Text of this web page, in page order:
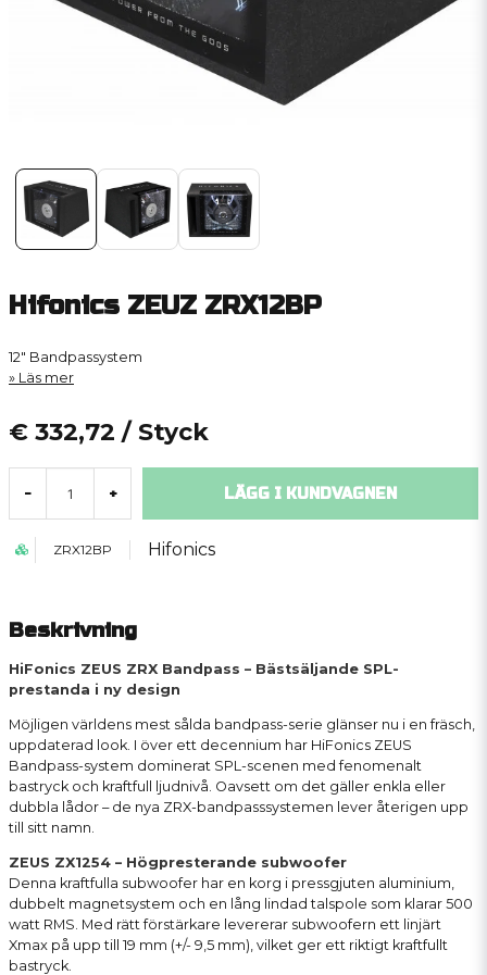
Hifonics ZEUZ ZRX12BP
12" Bandpassystem
Läs mer
€ 332,72 / Styck
- + LÄGG I KUNDVAGNEN
ZRX12BP Hifonics
Beskrivning
HiFonics ZEUS ZRX Bandpass – Bästsäljande SPL-
prestanda i ny design
Möjligen världens mest sålda bandpass-serie glänser nu i en fräsch,
uppdaterad look. I över ett decennium har HiFonics ZEUS
Bandpass-system dominerat SPL-scenen med fenomenalt
bastryck och kraftfull ljudnivå. Oavsett om det gäller enkla eller
dubbla lådor – de nya ZRX-bandpasssystemen lever återigen upp
till sitt namn.
ZEUS ZX1254 – Högpresterande subwoofer
Denna kraftfulla subwoofer har en korg i pressgjuten aluminium,
dubbelt magnetsystem och en lång lindad talspole som klarar 500
watt RMS. Med rätt förstärkare levererar subwoofern ett linjärt
Xmax på upp till 19 mm (+/- 9,5 mm), vilket ger ett riktigt kraftfullt
bastryck.